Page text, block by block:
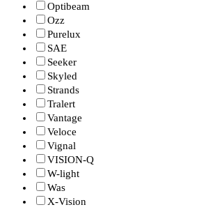
Optibeam
Ozz
Purelux
SAE
Seeker
Skyled
Strands
Tralert
Vantage
Veloce
Vignal
VISION-Q
W-light
Was
X-Vision